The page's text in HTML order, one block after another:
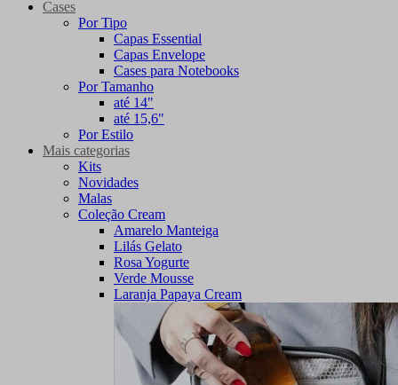
Cases
Por Tipo
Capas Essential
Capas Envelope
Cases para Notebooks
Por Tamanho
até 14"
até 15,6"
Por Estilo
Mais categorias
Kits
Novidades
Malas
Coleção Cream
Amarelo Manteiga
Lilás Gelato
Rosa Yogurte
Verde Mousse
Laranja Papaya Cream